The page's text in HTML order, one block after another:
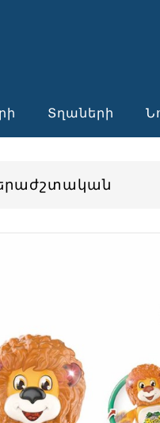
Տղաների
երաժշտական